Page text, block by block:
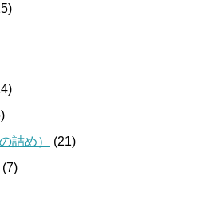
詰め）
(21)
(7)